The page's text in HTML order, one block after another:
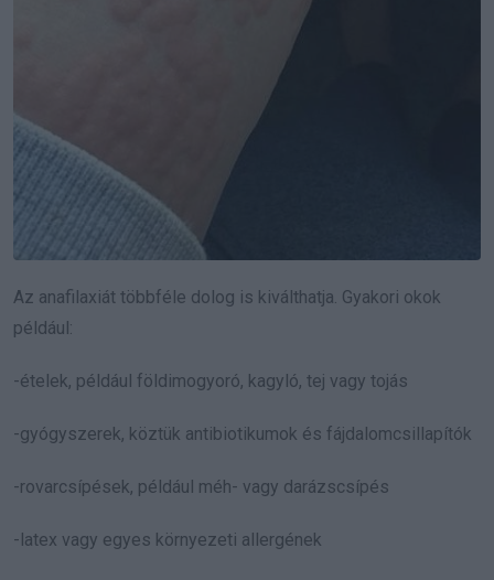
Az anafilaxiát többféle dolog is kiválthatja. Gyakori okok
például:
-ételek, például földimogyoró, kagyló, tej vagy tojás
-gyógyszerek, köztük antibiotikumok és fájdalomcsillapítók
-rovarcsípések, például méh- vagy darázscsípés
-latex vagy egyes környezeti allergének